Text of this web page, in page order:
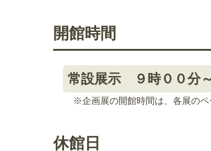
開館時間
常設展示 ９時００分
※企画展の開館時間は、各展のペ
休館日